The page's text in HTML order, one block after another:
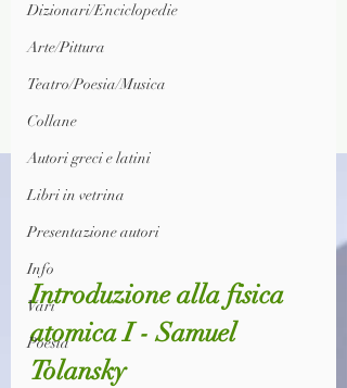
Dizionari/Enciclopedie
Arte/Pittura
Teatro/Poesia/Musica
Collane
Autori greci e latini
Libri in vetrina
Presentazione autori
Info
Vari
Poesia
Introduzione alla fisica
atomica I - Samuel
Tolansky